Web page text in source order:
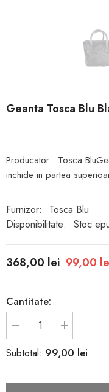
Geanta Tosca Blu
Producator : Tosca
inchide in partea
Furnizor:
Tosca Blu
Disponibilitate:
Stoc
368,00 lei 99,00
Cantitate:
Reduceți
cantitatea
pentru
Geanta
Black
Creșteți
cantitatea
pentru
Geanta
Black
Subtotal: 99,00 lei